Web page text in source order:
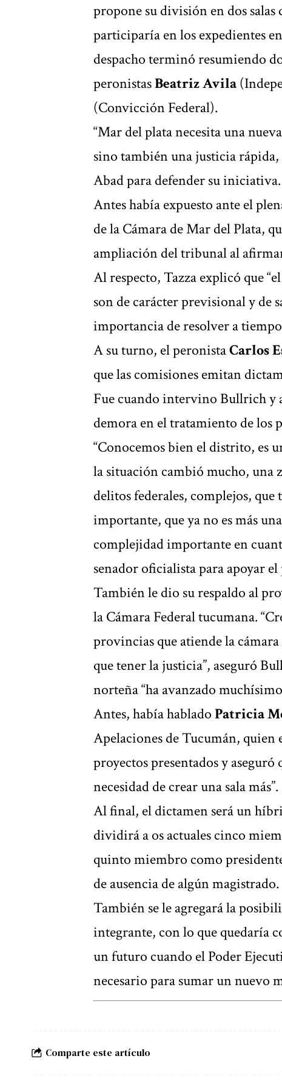
propone su división en dos
participaría en los expedientes
despacho terminó resumiendo
peronistasBeatriz Avila
(Convicción Federal).
“Mar del plata necesita una
sino también una justicia rápida,
Abad para defender su iniciativa.
Antes había expuesto ante el
de la Cámara de Mar del Plata,
ampliación del tribunal al afirmar
Al respecto, Tazza explicó que
son de carácter previsional y de
importancia de resolver a
A su turno, el peronistaCarlos
que las comisiones emitan
Fue cuando intervino Bullrich y
demora en el tratamiento de los
“Conocemos bien el distrito, es
la situación cambió mucho, una
delitos federales, complejos,
importante, que ya no es más
complejidad importante en
senador oficialista para apoyar
También le dio su respaldo al
la Cámara Federal tucumana.
provincias que atiende la
que tener la justicia”, aseguró
norteña “ha avanzado
Antes, había habladoPatricia
Apelaciones de Tucumán, quien
proyectos presentados y
necesidad de crear una sala más”.
Al final, el dictamen será un
dividirá a os actuales cinco
quinto miembro como
de ausencia de algún magistrado.
También se le agregará la
integrante, con lo que quedaría
un futuro cuando el Poder
necesario para sumar un nuevo
Comparte este artículo